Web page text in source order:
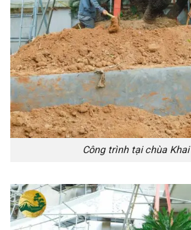
Công trình tại chùa